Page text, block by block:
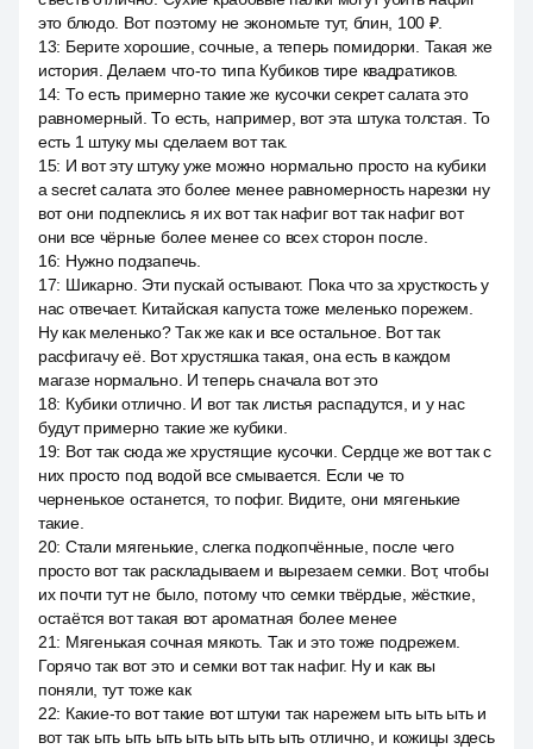
это блюдо. Вот поэтому не экономьте тут, блин, 100 ₽.
13: Берите хорошие, сочные, а теперь помидорки. Такая же
история. Делаем что-то типа Кубиков тире квадратиков.
14: То есть примерно такие же кусочки секрет салата это
равномерный. То есть, например, вот эта штука толстая. То
есть 1 штуку мы сделаем вот так.
15: И вот эту штуку уже можно нормально просто на кубики
a secret салата это более менее равномерность нарезки ну
вот они подпеклись я их вот так нафиг вот так нафиг вот
они все чёрные более менее со всех сторон после.
16: Нужно подзапечь.
17: Шикарно. Эти пускай остывают. Пока что за хрусткость у
нас отвечает. Китайская капуста тоже меленько порежем.
Ну как меленько? Так же как и все остальное. Вот так
расфигачу её. Вот хрустяшка такая, она есть в каждом
магазе нормально. И теперь сначала вот это
18: Кубики отлично. И вот так листья распадутся, и у нас
будут примерно такие же кубики.
19: Вот так сюда же хрустящие кусочки. Сердце же вот так с
них просто под водой все смывается. Если че то
черненькое останется, то пофиг. Видите, они мягенькие
такие.
20: Стали мягенькие, слегка подкопчённые, после чего
просто вот так раскладываем и вырезаем семки. Вот, чтобы
их почти тут не было, потому что семки твёрдые, жёсткие,
остаётся вот такая вот ароматная более менее
21: Мягенькая сочная мякоть. Так и это тоже подрежем.
Горячо так вот это и семки вот так нафиг. Ну и как вы
поняли, тут тоже как
22: Какие-то вот такие вот штуки так нарежем ыть ыть ыть и
вот так ыть ыть ыть ыть ыть ыть ыть отлично, и кожицы здесь